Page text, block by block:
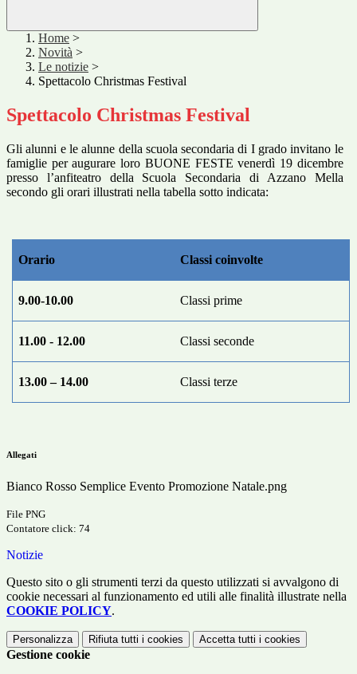
Home >
Novità >
Le notizie >
Spettacolo Christmas Festival
Spettacolo Christmas Festival
Gli alunni e le alunne della scuola secondaria di I grado invitano le
famiglie per augurare loro BUONE FESTE venerdì 19 dicembre
presso l’anfiteatro della Scuola Secondaria di Azzano Mella
secondo gli orari illustrati nella tabella sotto indicata:
Orario Classi coinvolte
9.00-10.00 Classi prime
11.00 - 12.00 Classi seconde
13.00 – 14.00 Classi terze
Allegati
Bianco Rosso Semplice Evento Promozione Natale.png
File PNG
Contatore click: 74
Notizie
Questo sito o gli strumenti terzi da questo utilizzati si avvalgono di
cookie necessari al funzionamento ed utili alle finalità illustrate nella
COOKIE POLICY.
Personalizza Rifiuta tutti i cookies Accetta tutti i cookies
Gestione cookie